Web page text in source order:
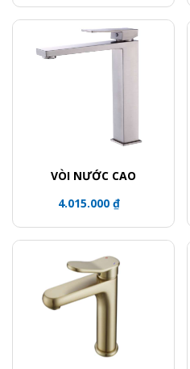
VÒI NƯỚC CAO
4.015.000 ₫